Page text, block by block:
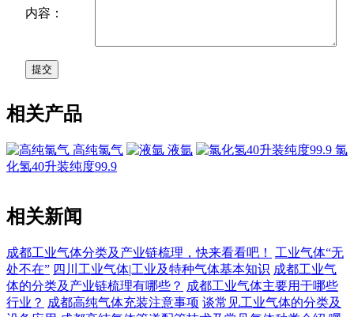
内容：
相关产品
高纯氯气 液氩
氯
化氢40升装纯度99.9
相关新闻
成都工业气体分类及产业链梳理，快来看看吧！
工业气体“无
处不在” 四川工业气体|工业及特种气体基本知识 成都工业气
体的分类及产业链梳理有哪些？ 成都工业气体主要用于哪些
行业？ 成都高纯气体充装注意事项 谈常见工业气体的分类及